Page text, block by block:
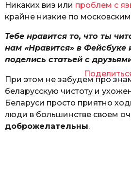
Никаких виз или проблем с
крайне низкие по
Тебе нравится то, что ты
нам «Нравится» в Фейсбуке
поделись статьей с
При этом не забудем про
беларусскую чистоту и
Беларуси просто приятно
люди в большинстве своем
доброжелательны.